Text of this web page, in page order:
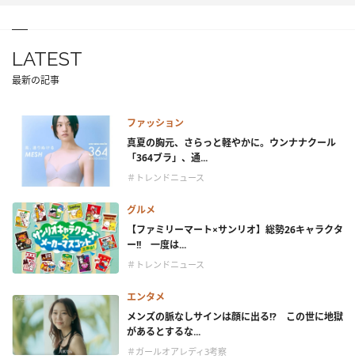
LATEST
最新の記事
ファッション
真夏の胸元、さらっと軽やかに。ウンナナクール
「364ブラ」、通...
＃トレンドニュース
グルメ
【ファミリーマート×サンリオ】総勢26キャラクタ
ー!! 一度は...
＃トレンドニュース
エンタメ
メンズの脈なしサインは顔に出る!? この世に地獄
があるとするな...
＃ガールオアレディ3考察